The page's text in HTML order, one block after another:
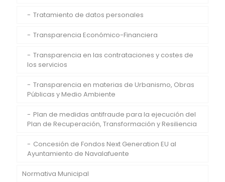
Tratamiento de datos personales
Transparencia Económico-Financiera
Transparencia en las contrataciones y costes de
los servicios
Transparencia en materias de Urbanismo, Obras
Públicas y Medio Ambiente
Plan de medidas antifraude para la ejecución del
Plan de Recuperación, Transformación y Resiliencia
Concesión de Fondos Next Generation EU al
Ayuntamiento de Navalafuente
Normativa Municipal